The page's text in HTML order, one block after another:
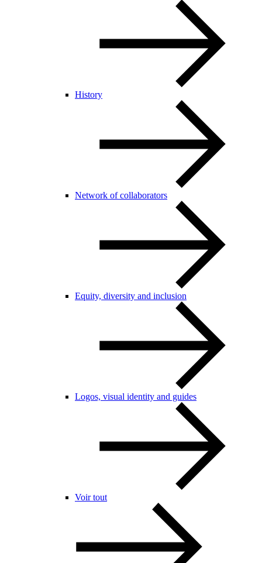
History
Network of collaborators
Equity, diversity and inclusion
Logos, visual identity and guides
Voir tout